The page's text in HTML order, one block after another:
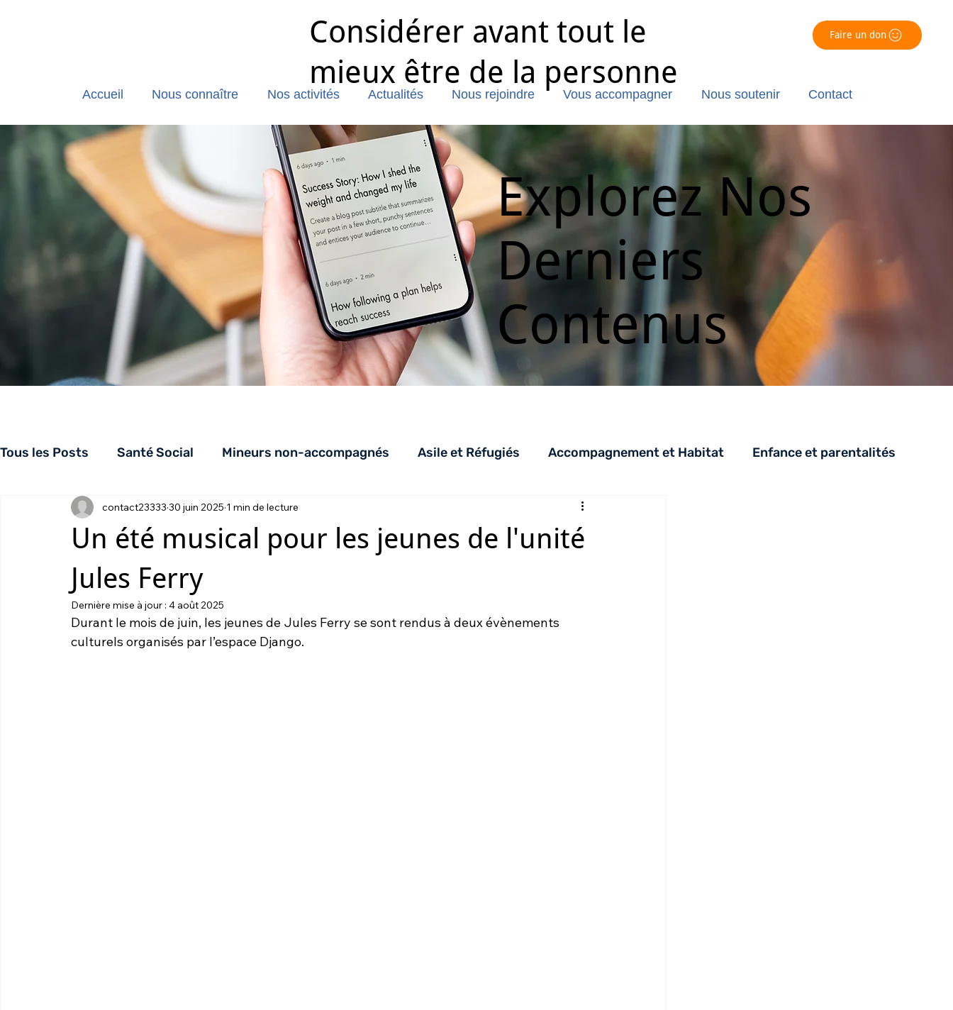
Accueil Nous connaître Nos activités Actualités Nous rejoindre Vous accompagner Nous soutenir Contact
Considérer avant tout le
mieux être de la personne
Faire un don
Explorez Nos
Derniers
Contenus
Tous les Posts Santé Social Mineurs non-accompagnés Asile et Réfugiés Accompagnement et Habitat Enfance et parentalités
Appuiloge AppuiSolidarités CHRS AEJ
Un été musical pour les jeunes de l'unité
Jules Ferry
contact23333 30 juin 2025 1 min de lecture
Dernière mise à jour : 4 août 2025
Durant le mois de juin, les jeunes de Jules Ferry se sont rendus à deux évènements
culturels organisés par l’espace Django.